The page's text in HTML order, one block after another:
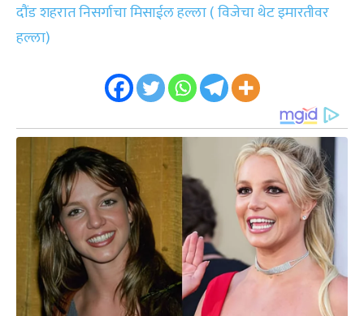
दौंड शहरात निसर्गाचा मिसाईल हल्ला ( विजेचा थेट इमारतीवर
हल्ला)